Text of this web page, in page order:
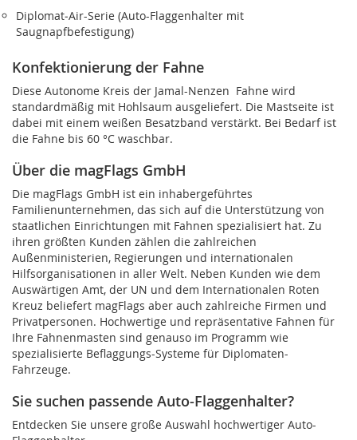
Diplomat‑Air-Serie (Auto-Flaggenhalter mit
Saugnapfbefestigung)
Konfektionierung der Fahne
Diese Autonome Kreis der Jamal-Nenzen Fahne wird
standardmäßig mit Hohlsaum ausgeliefert. Die Mastseite ist
dabei mit einem weißen Besatzband verstärkt. Bei Bedarf ist
die Fahne bis 60 °C waschbar.
Über die magFlags GmbH
Die magFlags GmbH ist ein inhabergeführtes
Familienunternehmen, das sich auf die Unterstützung von
staatlichen Einrichtungen mit Fahnen spezialisiert hat. Zu
ihren größten Kunden zählen die zahlreichen
Außenministerien, Regierungen und internationalen
Hilfsorganisationen in aller Welt. Neben Kunden wie dem
Auswärtigen Amt, der UN und dem Internationalen Roten
Kreuz beliefert magFlags aber auch zahlreiche Firmen und
Privatpersonen. Hochwertige und repräsentative Fahnen für
Ihre Fahnenmasten sind genauso im Programm wie
spezialisierte Beflaggungs-Systeme für Diplomaten-
Fahrzeuge.
Sie suchen passende Auto-Flaggenhalter?
Entdecken Sie unsere große Auswahl hochwertiger Auto-